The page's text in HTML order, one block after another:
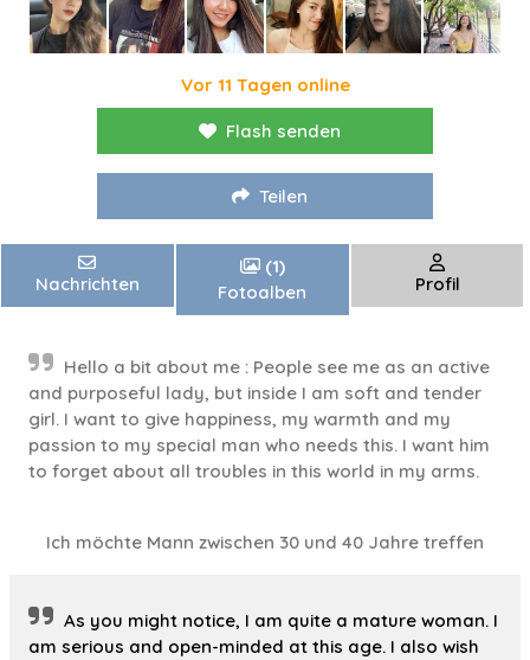
Vor 11 Tagen online
Flash senden
Teilen
Nachrichten
(1)
Fotoalben
Profil
Hello a bit about me : People see me as an active
and purposeful lady, but inside I am soft and tender
girl. I want to give happiness, my warmth and my
passion to my special man who needs this. I want him
to forget about all troubles in this world in my arms.
Ich möchte Mann zwischen 30 und 40 Jahre treffen
As you might notice, I am quite a mature woman. I
am serious and open-minded at this age. I also wish